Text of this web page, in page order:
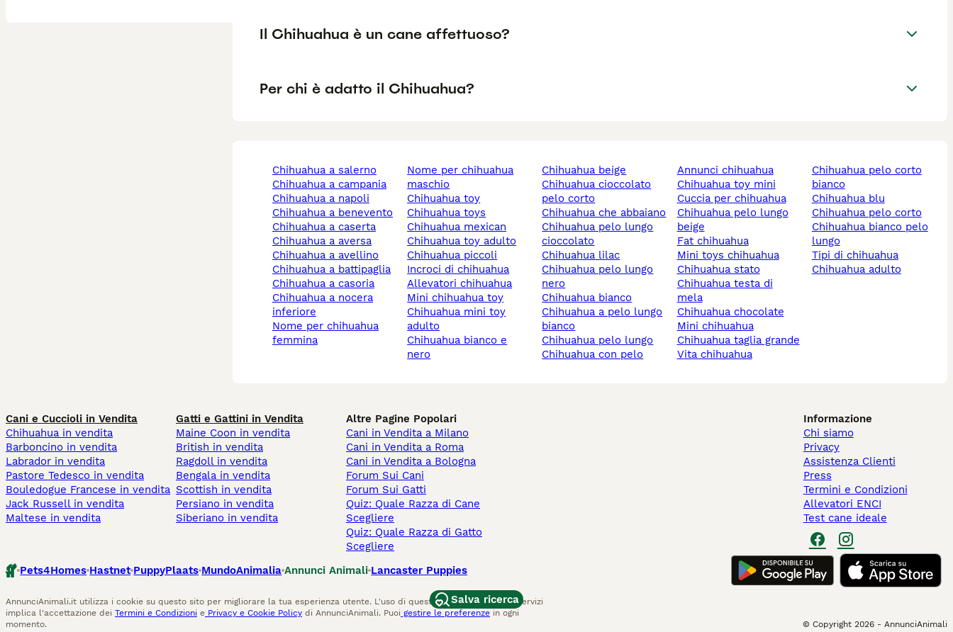
Il Chihuahua è un cane affettuoso?
Per chi è adatto il Chihuahua?
chihuahua a salerno
chihuahua a campania
chihuahua a napoli
chihuahua a benevento
chihuahua a caserta
chihuahua a aversa
chihuahua a avellino
chihuahua a battipaglia
chihuahua a casoria
chihuahua a nocera
inferiore
nome per chihuahua
femmina
nome per chihuahua
maschio
chihuahua toy
chihuahua toys
chihuahua mexican
chihuahua toy adulto
chihuahua piccoli
incroci di chihuahua
allevatori chihuahua
mini chihuahua toy
chihuahua mini toy
adulto
chihuahua bianco e
nero
chihuahua beige
chihuahua cioccolato
pelo corto
chihuahua che abbaiano
chihuahua pelo lungo
cioccolato
chihuahua lilac
chihuahua pelo lungo
nero
chihuahua bianco
chihuahua a pelo lungo
bianco
chihuahua pelo lungo
chihuahua con pelo
annunci chihuahua
chihuahua toy mini
cuccia per chihuahua
chihuahua pelo lungo
beige
fat chihuahua
mini toys chihuahua
chihuahua stato
chihuahua testa di
mela
chihuahua chocolate
mini chihuahua
chihuahua taglia grande
vita chihuahua
chihuahua pelo corto
bianco
chihuahua blu
chihuahua pelo corto
chihuahua bianco pelo
lungo
tipi di chihuahua
chihuahua adulto
Salva ricerca
Cani e Cuccioli in Vendita
Chihuahua in vendita
Barboncino in vendita
Labrador in vendita
Pastore Tedesco in vendita
Bouledogue Francese in vendita
Jack Russell in vendita
Maltese in vendita
Gatti e Gattini in Vendita
Maine Coon in vendita
British in vendita
Ragdoll in vendita
Bengala in vendita
Scottish in vendita
Persiano in vendita
Siberiano in vendita
Altre Pagine Popolari
Cani in Vendita a Milano
Cani in Vendita a Roma
Cani in Vendita a Bologna
Forum Sui Cani
Forum Sui Gatti
Quiz: Quale Razza di Cane
Scegliere
Quiz: Quale Razza di Gatto
Scegliere
Informazione
Chi siamo
Privacy
Assistenza Clienti
Press
Termini e Condizioni
Allevatori ENCI
Test cane ideale
Pets4Homes Hastnet PuppyPlaats MundoAnimalia Annunci Animali Lancaster Puppies
AnnunciAnimali.it utilizza i cookie su questo sito per migliorare la tua esperienza utente. L'uso di questo sito Web e di altri servizi
implica l'accettazione dei Termini e Condizioni e Privacy e Cookie Policy di AnnunciAnimali. Puoi gestire le preferenze in ogni
momento.
© Copyright 2026 - AnnunciAnimali